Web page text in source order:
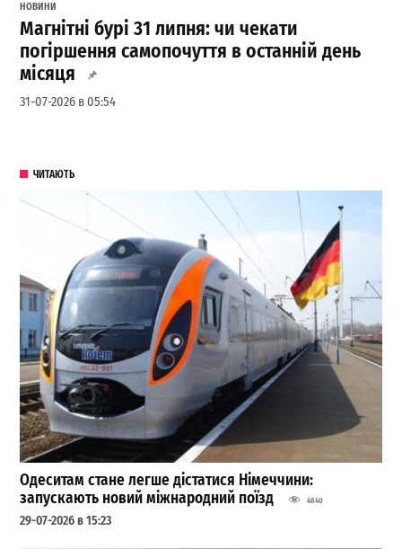
НОВИНИ
Магнітні бурі 31 липня: чи чекати
погіршення самопочуття в останній день
місяця
31-07-2026 в 05:54
ЧИТАЮТЬ
Одеситам стане легше дістатися Німеччини:
запускають новий міжнародний поїзд
4840
29-07-2026 в 15:23